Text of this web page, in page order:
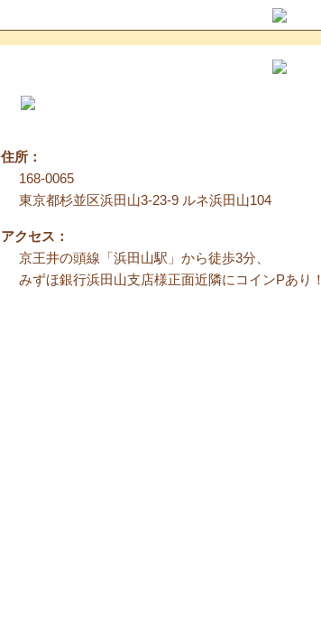
住所：
168-0065
東京都杉並区浜田山3-23-9 ルネ浜田山104
アクセス：
京王井の頭線「浜田山駅」から徒歩3分、
みずほ銀行浜田山支店様正面近隣にコインPあり！